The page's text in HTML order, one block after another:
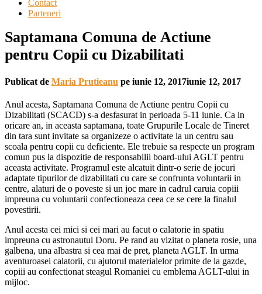
Contact
Parteneri
Saptamana Comuna de Actiune
pentru Copii cu Dizabilitati
Publicat de Maria Prutieanu pe iunie 12, 2017iunie 12, 2017
Anul acesta, Saptamana Comuna de Actiune pentru Copii cu
Dizabilitati (SCACD) s-a desfasurat in perioada 5-11 iunie. Ca in
oricare an, in aceasta saptamana, toate Grupurile Locale de Tineret
din tara sunt invitate sa organizeze o activitate la un centru sau
scoala pentru copii cu deficiente. Ele trebuie sa respecte un program
comun pus la dispozitie de responsabilii board-ului AGLT pentru
aceasta activitate. Programul este alcatuit dintr-o serie de jocuri
adaptate tipurilor de dizabilitati cu care se confrunta voluntarii in
centre, alaturi de o poveste si un joc mare in cadrul caruia copiii
impreuna cu voluntarii confectioneaza ceea ce se cere la finalul
povestirii.
Anul acesta cei mici si cei mari au facut o calatorie in spatiu
impreuna cu astronautul Doru. Pe rand au vizitat o planeta rosie, una
galbena, una albastra si cea mai de pret, planeta AGLT. In urma
aventuroasei calatorii, cu ajutorul materialelor primite de la gazde,
copiii au confectionat steagul Romaniei cu emblema AGLT-ului in
mijloc.